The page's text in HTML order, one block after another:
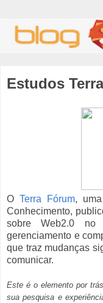
Estudos
OTerra Fórum,
Conhecimento,
sobre Web2.0
gerenciamento e
que traz mudanças
comunicar.
Este é o elemento por
sua pesquisa e